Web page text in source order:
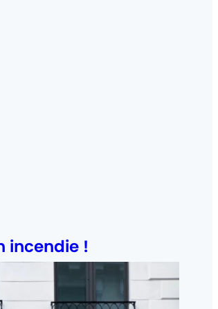
incendie !